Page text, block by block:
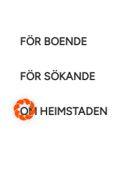
FÖR BOENDE
FÖR SÖKANDE
OM HEIMSTADEN